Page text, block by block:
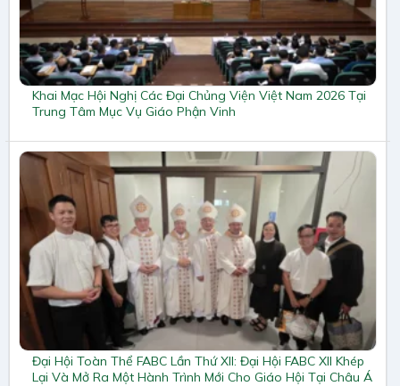
Khai Mạc Hội Nghị Các Đại Chủng Viện Việt Nam 2026 Tại
Trung Tâm Mục Vụ Giáo Phận Vinh
Đại Hội Toàn Thể FABC Lần Thứ XII: Đại Hội FABC XII Khép
Lại Và Mở Ra Một Hành Trình Mới Cho Giáo Hội Tại Châu Á